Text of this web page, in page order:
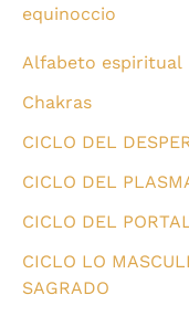
equinoccio
Alfabeto espiritual
Chakras
CICLO DEL
CICLO DEL
CICLO DEL
CICLO LO
SAGRADO